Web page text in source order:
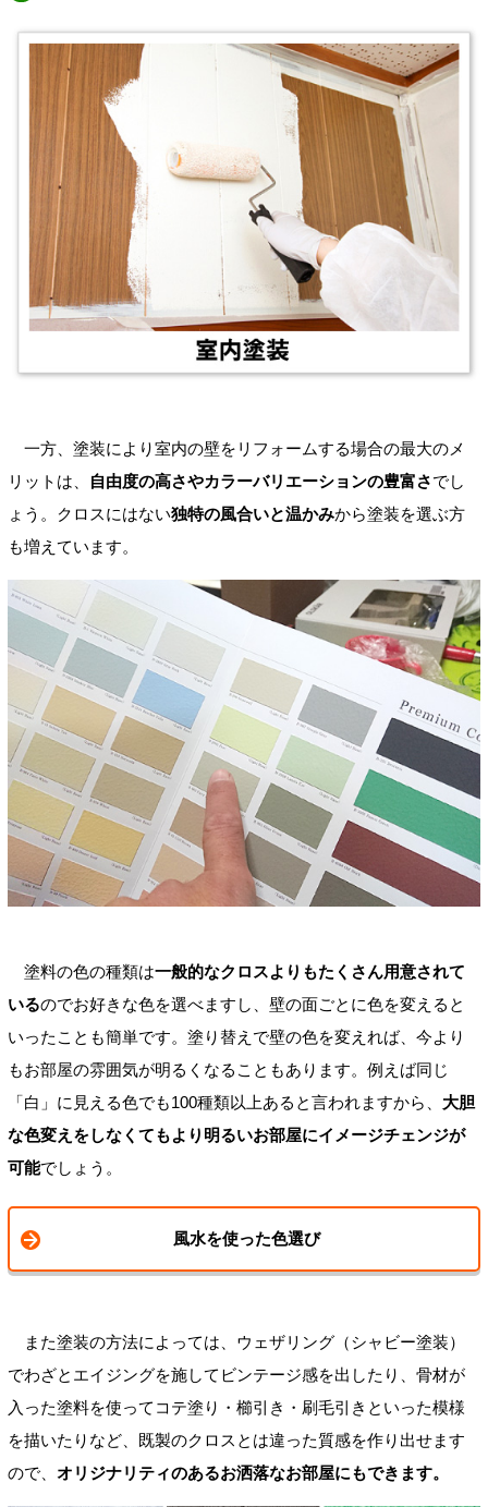
一方、塗装により室内の壁をリフォームする場合の最大のメ
リットは、
自由度の高さやカラーバリエーションの豊富さでし
ょう。クロスにはない独特の風合いと温かみから塗装を選ぶ方
も増えています。
塗料の色の種類は一般的なクロスよりもたくさん用意されて
いるのでお好きな色を選べますし、壁の面ごとに色を変えると
いったことも簡単です。塗り替えで壁の色を変えれば、今より
もお部屋の雰囲気が明るくなることもあります。例えば同じ
「白」に見える色でも100種類以上あると言われますから、 大胆
な色変えをしなくてもより明るいお部屋にイメージチェンジが
可能でしょう。
風水を使った色選び
また塗装の方法によっては、ウェザリング（シャビー塗装）
でわざとエイジングを施してビンテージ感を出したり、骨材が
入った塗料を使ってコテ塗り・櫛引き・刷毛引きといった模様
を描いたりなど、既製のクロスとは違った質感を作り出せます
ので、 オリジナリティのあるお洒落なお部屋にもできます。